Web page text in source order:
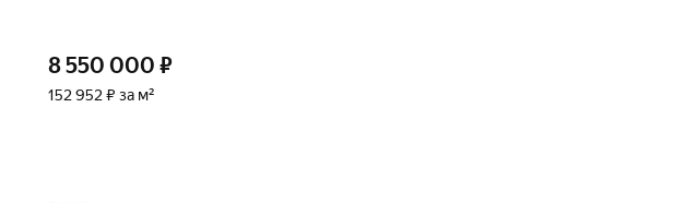
8 550 000 ₽
152 952 ₽ за м²